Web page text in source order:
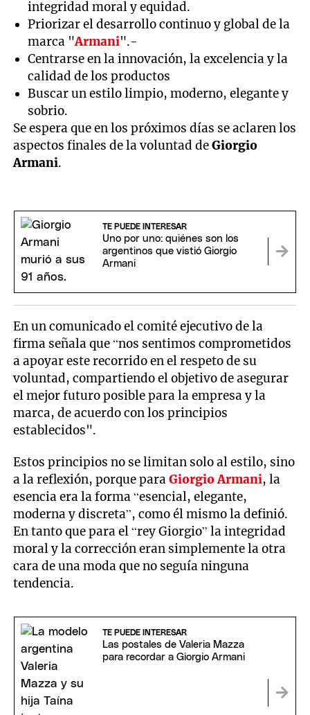
integridad moral y equidad.
Priorizar el desarrollo continuo y global de la
marca "Armani".-
Centrarse en la innovación, la excelencia y la
calidad de los productos
Buscar un estilo limpio, moderno, elegante y
sobrio.
Se espera que en los próximos días se aclaren los
aspectos finales de la voluntad deGiorgio
Armani.
TE PUEDE INTERESAR
Uno por uno: quiénes son los
argentinos que vistió Giorgio
Armani
En un comunicado el comité ejecutivo de la
firma señala que “nos sentimos comprometidos
a apoyar este recorrido en el respeto de su
voluntad, compartiendo el objetivo de asegurar
el mejor futuro posible para la empresa y la
marca, de acuerdo con los principios
establecidos".
Estos principios no se limitan solo al estilo, sino
a la reflexión, porque paraGiorgio Armani, la
esencia era la forma “esencial, elegante,
moderna y discreta”, como él mismo la definió.
En tanto que para el “rey Giorgio” la integridad
moral y la corrección eran simplemente la otra
cara de una moda que no seguía ninguna
tendencia.
TE PUEDE INTERESAR
Las postales de Valeria Mazza
para recordar a Giorgio Armani